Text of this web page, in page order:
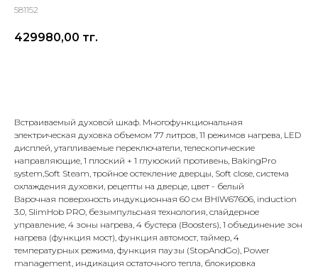
581152
429980,00 тг.
Встраиваемый духовой шкаф. Многофункциональная
электрическая духовка объемом 77 литров, 11 режимов нагрева, LED
дисплей, утапливаемые переключатели, телескопические
направляющие, 1 плоский + 1 глуюокий противень, BakingPro
system,Soft Steam, тройное остекление дверцы, Soft close, система
охлаждения духовки, рецепты на дверце, цвет - белый
Варочная поверхность индукционная 60 см BHIW67606, induction
3.0, SlimHob PRO, безымпульсная технология, слайдерное
управление, 4 зоны нагрева, 4 бустера (Boosters), 1 объединение зон
нагрева (функция мост), функция автомост, таймер, 4
температурных режима, функция паузы (StopAndGo), Power
management, индикация остаточного тепла, блокировка